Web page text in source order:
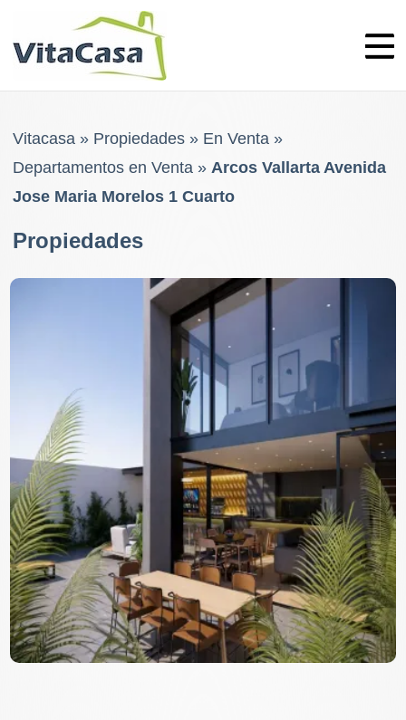
Vitacasa» Propiedades» En Venta»
Departamentos en Venta» Arcos Vallarta Avenida
Jose Maria Morelos 1 Cuarto
Propiedades